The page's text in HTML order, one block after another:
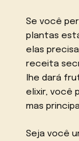
Se você
plantas
elas
receita
lhe dará
elixir, você
mas
Seja você